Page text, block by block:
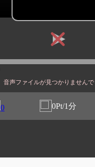
音声ファイルが見つかりませんで
0 0Pt/1分